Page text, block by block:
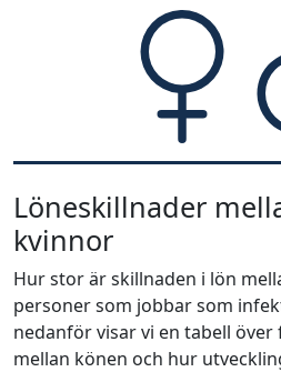
Löneskillnader
kvinnor
Hur stor är skillnaden i lön
personer som jobbar som
nedanför visar vi en tabell
mellan könen och hur